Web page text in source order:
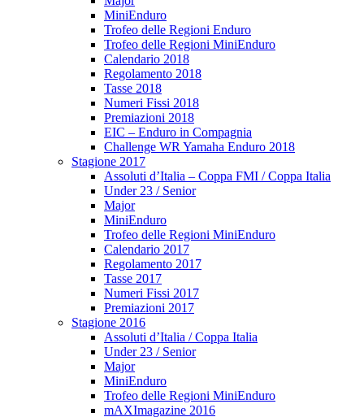
MiniEnduro
Trofeo delle Regioni Enduro
Trofeo delle Regioni MiniEnduro
Calendario 2018
Regolamento 2018
Tasse 2018
Numeri Fissi 2018
Premiazioni 2018
EIC – Enduro in Compagnia
Challenge WR Yamaha Enduro 2018
Stagione 2017
Assoluti d’Italia – Coppa FMI / Coppa Italia
Under 23 / Senior
Major
MiniEnduro
Trofeo delle Regioni MiniEnduro
Calendario 2017
Regolamento 2017
Tasse 2017
Numeri Fissi 2017
Premiazioni 2017
Stagione 2016
Assoluti d’Italia / Coppa Italia
Under 23 / Senior
Major
MiniEnduro
Trofeo delle Regioni MiniEnduro
mAXImagazine 2016